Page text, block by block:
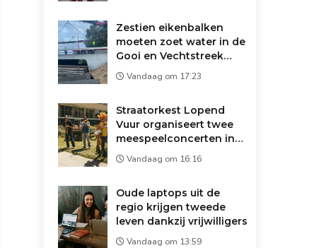
Zestien eikenbalken
moeten zoet water in de
Gooi en Vechtstreek
redden: 'Droger dan
1947'
Vandaag om 17:23
Straatorkest Lopend
Vuur organiseert twee
meespeelconcerten in
Wijdemeren
Vandaag om 16:16
Oude laptops uit de
regio krijgen tweede
leven dankzij vrijwilligers
Vandaag om 13:59